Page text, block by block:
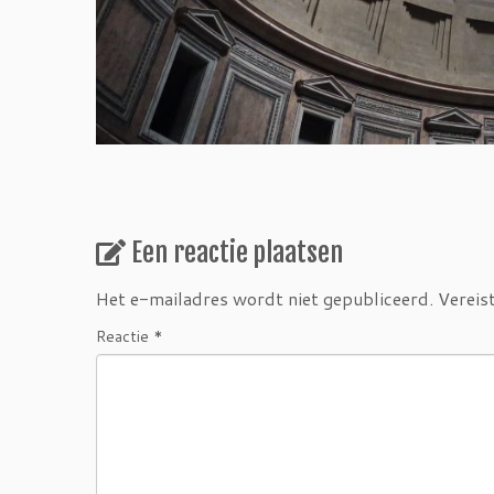
Een reactie plaatsen
Het e-mailadres wordt niet gepubliceerd.
Reactie *